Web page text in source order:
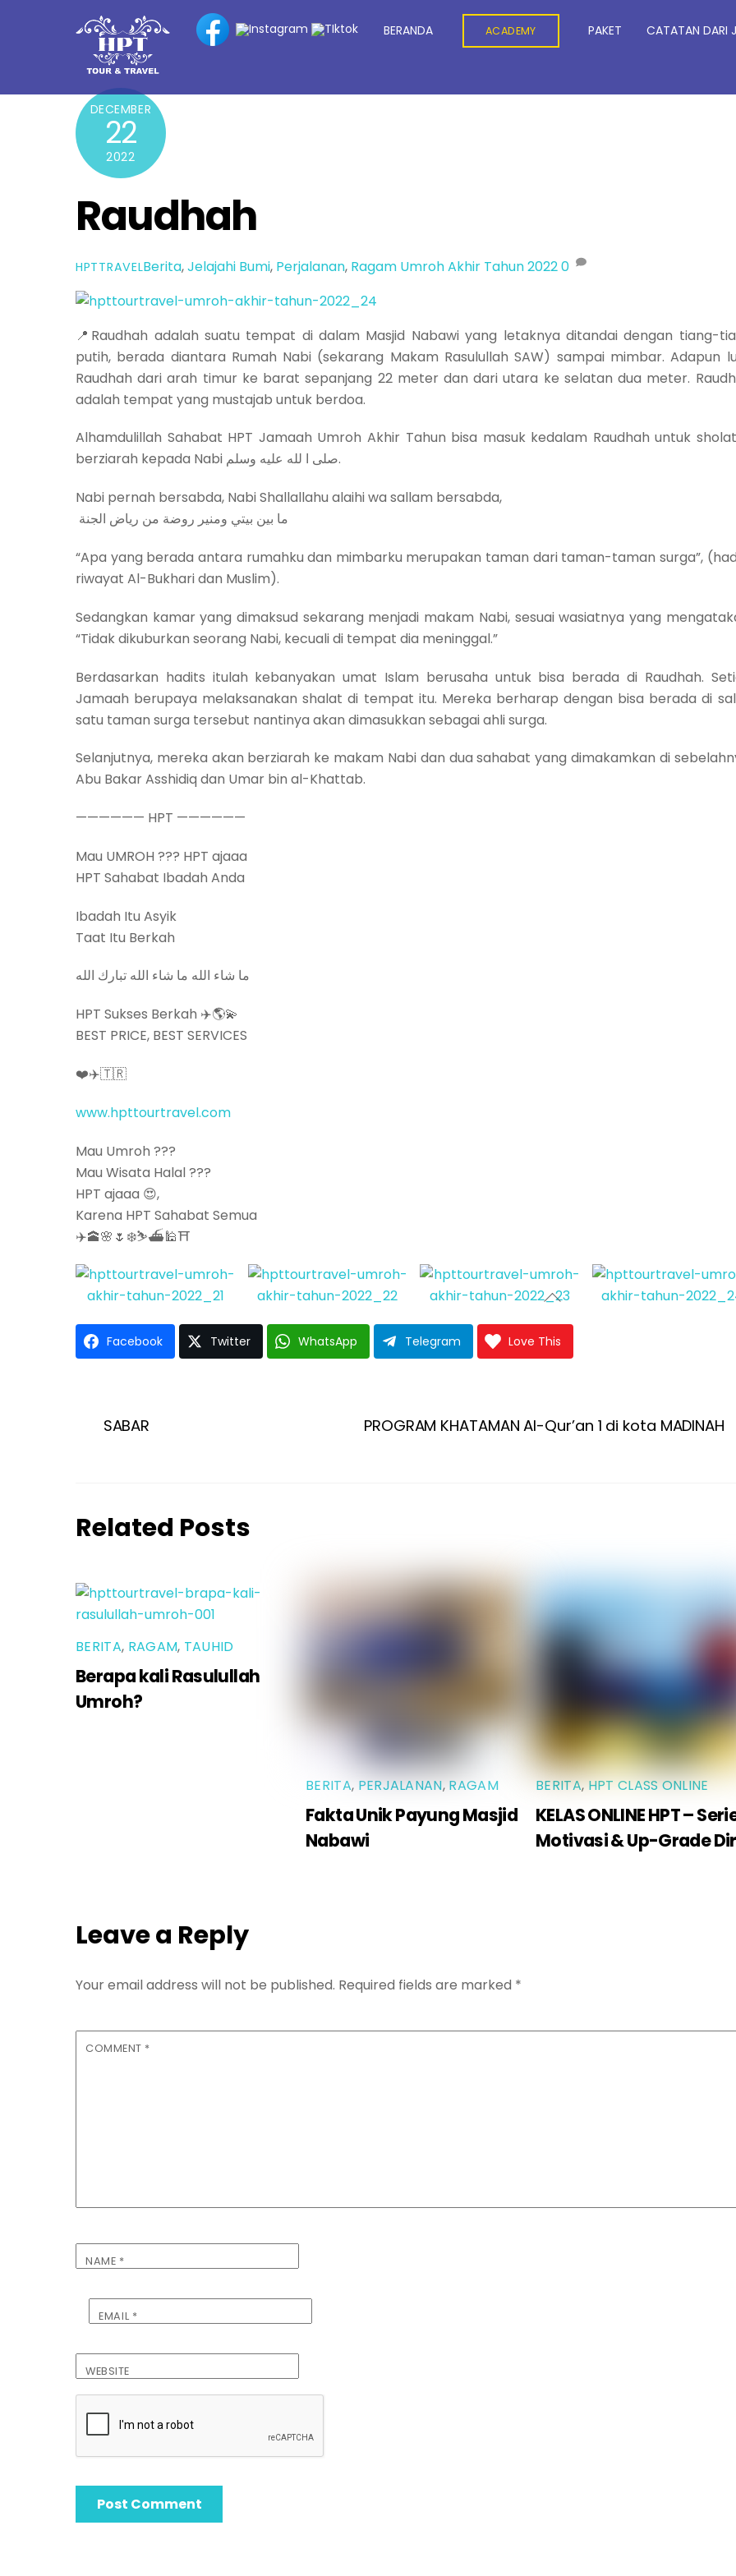
BERANDA ACADEMY PAKET CATATAN DARI
DECEMBER
22
2022
Raudhah
HPTTRAVELBerita,Jelajahi Bumi, Perjalanan, Ragam Umroh Akhir Tahun 20220
📍Raudhah adalah suatu tempat di dalam Masjid Nabawi yang letaknya ditandai dengan tiang-
putih, berada diantara Rumah Nabi (sekarang Makam Rasulullah SAW) sampai mimbar. Adapun
Raudhah dari arah timur ke barat sepanjang 22 meter dan dari utara ke selatan dua meter.
adalah tempat yang mustajab untuk berdoa.
Alhamdulillah Sahabat HPT Jamaah Umroh Akhir Tahun bisa masuk kedalam Raudhah untuk
berziarah kepada Nabi صلى ا لله عليه وسلم.
Nabi pernah bersabda, Nabi Shallallahu alaihi wa sallam bersabda,
‎ ما بين بيتي ومنير روضة من رياض الجنة
“Apa yang berada antara rumahku dan mimbarku merupakan taman dari taman-taman surga”,
riwayat Al-Bukhari dan Muslim).
Sedangkan kamar yang dimaksud sekarang menjadi makam Nabi, sesuai wasiatnya yang
“Tidak dikuburkan seorang Nabi, kecuali di tempat dia meninggal.”
Berdasarkan hadits itulah kebanyakan umat Islam berusaha untuk bisa berada di Raudhah.
Jamaah berupaya melaksanakan shalat di tempat itu. Mereka berharap dengan bisa berada di
satu taman surga tersebut nantinya akan dimasukkan sebagai ahli surga.
Selanjutnya, mereka akan berziarah ke makam Nabi dan dua sahabat yang dimakamkan di
Abu Bakar Asshidiq dan Umar bin al-Khattab.
—————— HPT ——————
Mau UMROH ??? HPT ajaaa
HPT Sahabat Ibadah Anda
Ibadah Itu Asyik
Taat Itu Berkah
‎‏ما شاء الله ما شاء الله تبارك الله
HPT Sukses Berkah ✈️🌎💫
BEST PRICE, BEST SERVICES
❤️✈️🇹🇷
www.hpttourtravel.com
Mau Umroh ???
Mau Wisata Halal ???
HPT ajaaa 😍,
Karena HPT Sahabat Semua
✈️🕋🌸🌷❄️⛷⛴🕌⛩
Facebook Twitter WhatsApp Telegram Love This
SABAR PROGRAM KHATAMAN Al-Qur’an 1 di kota MADINAH
Related Posts
BERITA, RAGAM, TAUHID
Berapa kali Rasulullah
Umroh?
BERITA, PERJALANAN, RAGAM
Fakta Unik Payung Masjid
Nabawi
BERITA,HPT CLASS ONLINE
KELAS ONLINE HPT –
Motivasi & Up-Grade
Leave a Reply
Your email address will not be published. Required fields are marked *
COMMENT *
NAME *
EMAIL *
WEBSITE